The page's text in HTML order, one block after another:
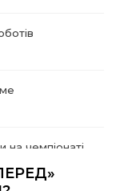
чемпіонаті